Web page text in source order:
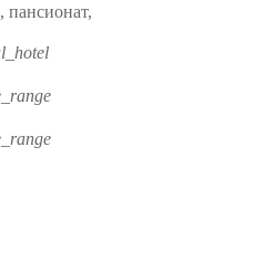
пансионат,